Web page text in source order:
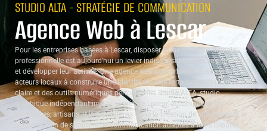
STUDIO ALTA - STRATÉGIE DE COMMUNICATION
Agence Web à Lescar
Pour les entreprises basées à Lescar, disposer d’une présence digitale
professionnelle est aujourd’hui un levier indispensable pour se démarquer
et développer leur activité. Une agence web joue un rôle clé en aidant ces
acteurs locaux à construire une identité visuelle forte, une communication
claire et des outils numériques performants. Studio ALTA, studio
graphique indépendant implanté près de Lescar, accompagne les
entreprises, artisans et indépendants dans la création de sites internet et
la conception de supports de communication adaptés à leurs besoins.